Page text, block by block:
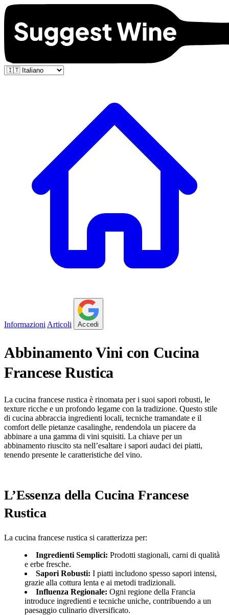
Informazioni Articoli Accedi
Abbinamento Vini con Cucina
Francese Rustica
La cucina francese rustica è rinomata per i suoi sapori robusti, le
texture ricche e un profondo legame con la tradizione. Questo stile
di cucina abbraccia ingredienti locali, tecniche tramandate e il
comfort delle pietanze casalinghe, rendendola un piacere da
abbinare a una gamma di vini squisiti. La chiave per un
abbinamento riuscito sta nell’esaltare i sapori audaci dei piatti,
tenendo presente le caratteristiche del vino.
L’Essenza della Cucina Francese
Rustica
La cucina francese rustica si caratterizza per:
Ingredienti Semplici: Prodotti stagionali, carni di qualità
e erbe fresche.
Sapori Robusti: I piatti includono spesso sapori intensi,
grazie alla cottura lenta e ai metodi tradizionali.
Influenza Regionale: Ogni regione della Francia
introduce ingredienti e tecniche uniche, contribuendo a un
paesaggio culinario diversificato.